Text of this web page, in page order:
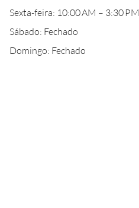
Sexta-feira: 10:00 AM – 3:30 PM
Sábado: Fechado
Domingo: Fechado